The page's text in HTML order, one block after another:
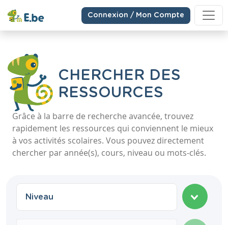
Connexion / Mon Compte
CHERCHER DES
RESSOURCES
Grâce à la barre de recherche avancée, trouvez
rapidement les ressources qui conviennent le mieux
à vos activités scolaires. Vous pouvez directement
chercher par année(s), cours, niveau ou mots-clés.